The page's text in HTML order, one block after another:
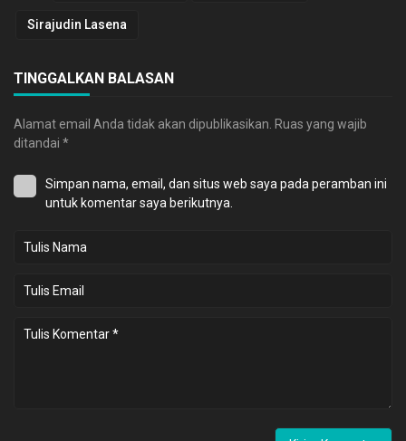
Sirajudin Lasena
TINGGALKAN BALASAN
Alamat email Anda tidak akan dipublikasikan. Ruas yang wajib
ditandai *
Simpan nama, email, dan situs web saya pada peramban ini
untuk komentar saya berikutnya.